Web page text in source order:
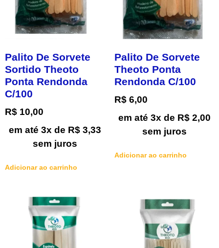
Palito De Sorvete
Sortido Theoto
Ponta Rendonda
C/100
R$ 10,00
em até 3x de R$3,33
sem juros
Adicionar ao carrinho
Palito De Sorvete
Theoto Ponta
Rendonda C/100
R$ 6,00
em até 3x de R$2,00
sem juros
Adicionar ao carrinho